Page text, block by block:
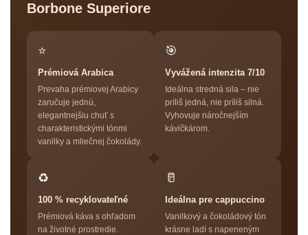
Borbone Superiore
⭐
Prémiová Arabica
Prevaha prémiovej Arabicy
zaručuje jednú,
elegantnejšiu chuť s
charakteristickými tónmi
vanilky a mliečnej čokolády.
🎯
Vyvážená intenzita 7/10
Ideálna stredná sila – nie
príliš jedná, nie príliš silná.
Vyhovuje náročnejším
kávičkárom.
♻
100 % recyklovateľné
Prémiová káva s ohľadom
na životné prostredie.
🥛
Ideálna pre cappuccino
Vanilkový a čokoládový tón
krásne ladí s napeneným